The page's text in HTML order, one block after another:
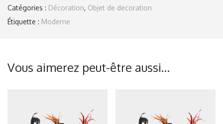
Catégories : Décoration, Objet de decoration
Étiquette : Moderne
Vous aimerez peut-être aussi…